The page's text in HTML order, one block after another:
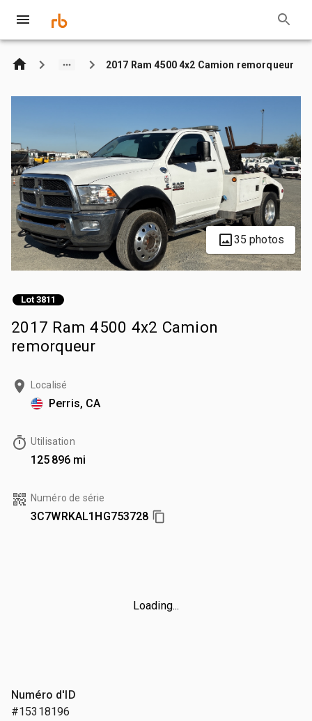
2017 Ram 4500 4x2 Camion remorqueur
35 photos
Lot 3811
2017 Ram 4500 4x2 Camion
remorqueur
Localisé
Perris, CA
Utilisation
125 896 mi
Numéro de série
3C7WRKAL1HG753728
Loading...
Numéro d'ID
#15318196